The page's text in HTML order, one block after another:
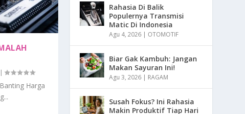
Harga
Rahasia Di Balik
Populernya Transmisi
Matic Di Indonesia
Agu 4, 2026 | OTOMOTIF
Biar Gak Kambuh: Jangan
Makan Sayuran Ini!
Agu 3, 2026 | RAGAM
Susah Fokus? Ini Rahasia
Makin Produktif Tiap Hari